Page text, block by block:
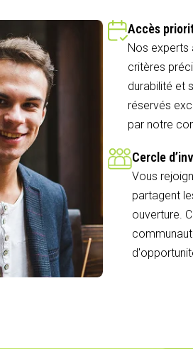
Accès
Nos experts
critères
durabilité et
réservés
par notre
Cercle
Vous
partagent
ouverture.